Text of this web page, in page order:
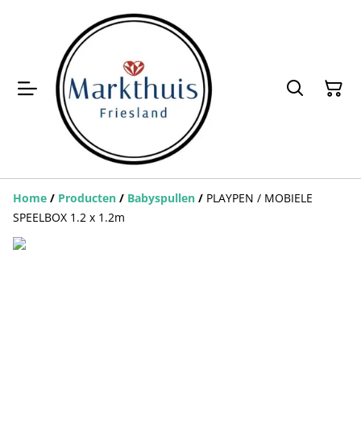
Home / Producten / Babyspullen / PLAYPEN / MOBIELE
SPEELBOX 1.2 x 1.2m